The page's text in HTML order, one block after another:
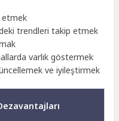
etmek
trendleri takip etmek
varlık göstermek
ve iyileştirmek